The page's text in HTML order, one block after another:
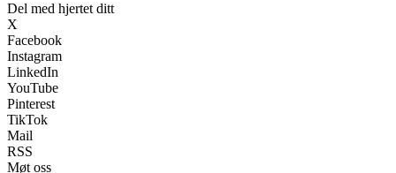
Del med hjertet ditt
X
Facebook
Instagram
LinkedIn
YouTube
Pinterest
TikTok
Mail
RSS
Møt oss